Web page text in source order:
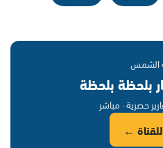
الشمس
بلحظة بلحظة
حصرية · مباشر
←